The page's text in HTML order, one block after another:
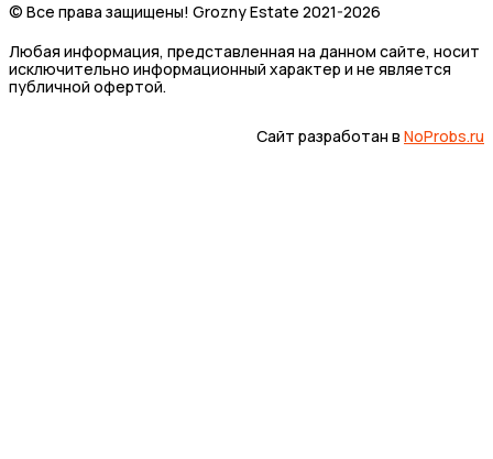
© Все права защищены! Grozny Estate 2021-2026
Любая информация, представленная на данном сайте, носит
исключительно информационный характер и не является
публичной офертой.
Сайт разработан в NoProbs.ru